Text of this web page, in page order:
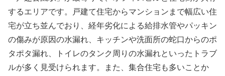
するエリアです。戸建て住宅からマンションまで幅広い住
宅が立ち並んでおり、経年劣化による給排水管やパッキン
の傷みが原因の水漏れ、キッチンや洗面所の蛇口からのポ
タポタ漏れ、トイレのタンク周りの水漏れといったトラブ
ルが多く見受けられます。また、集合住宅も多いことか